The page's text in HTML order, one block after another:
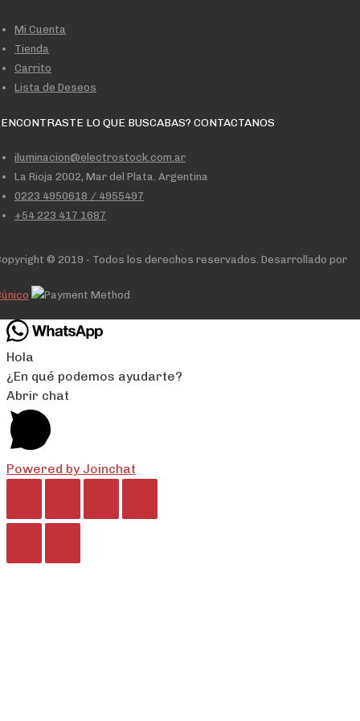
Mi Cuenta
Tienda
Carrito
Lista de Deseos
LO QUE BUSCABAS? CONTACTANOS
iluminacion@electrostock.com.ar
La Rioja 2002, Mar del Plata. Argentina
0223 4950618 / 4955497
+54 223 417 1687
© 2019 - Todos los derechos reservados. Desarrollado por
Hola
¿En qué podemos ayudarte?
Abrir chat
Powered by Joinchat